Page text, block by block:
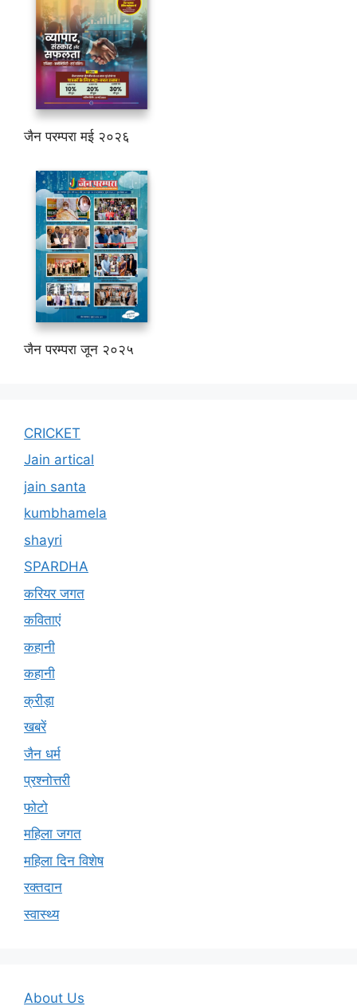
जैन परम्परा मई २०२६
जैन परम्परा जून २०२५
CRICKET
Jain artical
jain santa
kumbhamela
shayri
SPARDHA
करियर जगत
कविताएं
कहानी
कहानी
क्रीड़ा
खबरें
जैन धर्म
प्रश्नोत्तरी
फोटो
महिला जगत
महिला दिन विशेष
रक्तदान
स्वास्थ्य
About Us